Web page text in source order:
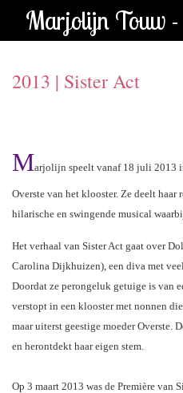
de
Marjolijn Touw -
2013 | Sister Act
Marjolijn speelt vanaf 18 juli 2013
Overste van het klooster. Ze deelt haar
hilarische en swingende musical
Het verhaal van Sister Act gaat over
Carolina Dijkhuizen), een diva met
Doordat ze perongeluk getuige is van
verstopt in een klooster met nonnen
maar uiterst geestige moeder Overste.
en herontdekt haar eigen stem.
Op 3 maart 2013 was de Première van